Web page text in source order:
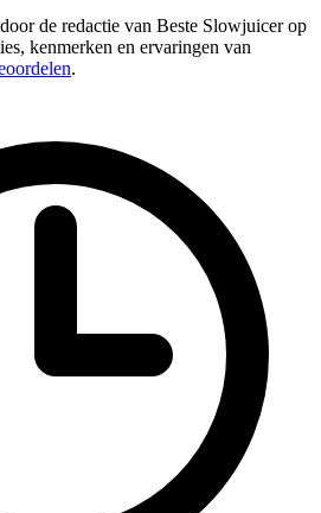
de redactie van Beste Slowjuicer op
kenmerken en ervaringen van
.